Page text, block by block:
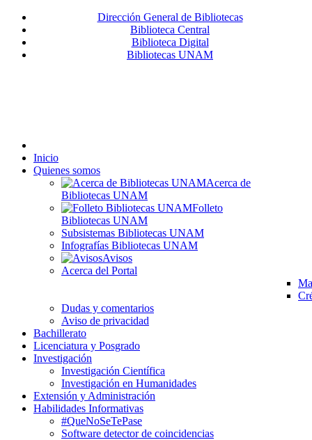
Dirección General de Bibliotecas
Biblioteca Central
Biblioteca Digital
Bibliotecas UNAM
Inicio
Quienes somos
Acerca de
Bibliotecas UNAM
Folleto
Bibliotecas UNAM
Subsistemas Bibliotecas UNAM
Infografías Bibliotecas UNAM
Avisos
Acerca del Portal
Dudas y comentarios
Aviso de privacidad
Bachillerato
Licenciatura y Posgrado
Investigación
Investigación Científica
Investigación en Humanidades
Extensión y Administración
Habilidades Informativas
#QueNoSeTePase
Software detector de coincidencias